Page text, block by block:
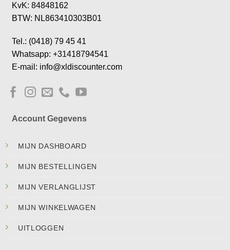
KvK: 84848162
BTW: NL863410303B01
Tel.: (0418) 79 45 41
Whatsapp: +31418794541
E-mail: info@xldiscounter.com
Account Gegevens
MIJN DASHBOARD
MIJN BESTELLINGEN
MIJN VERLANGLIJST
MIJN WINKELWAGEN
UITLOGGEN